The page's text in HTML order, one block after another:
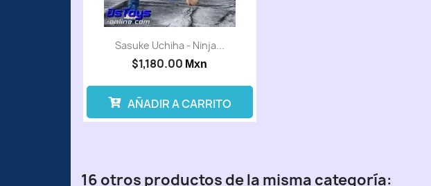
Sasuke Uchiha - Ninja...
$1,180.00 Mxn
AÑADIR A CARRITO
16 otros productos de la misma categoría: